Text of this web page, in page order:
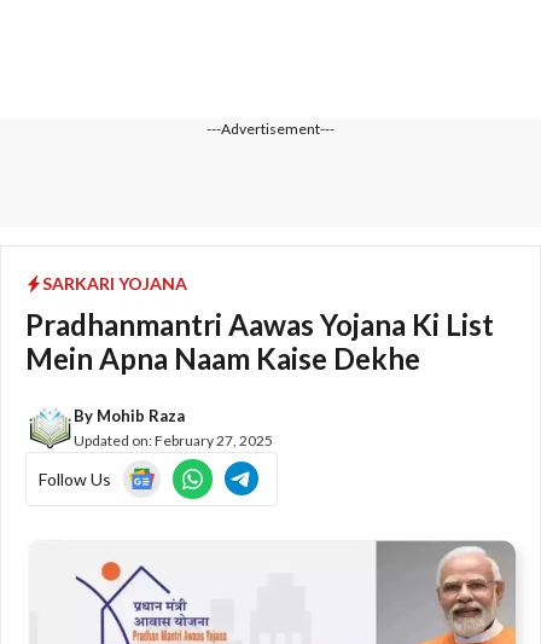
---Advertisement---
SARKARI YOJANA
Pradhanmantri Aawas Yojana Ki List
Mein Apna Naam Kaise Dekhe
By Mohib Raza
Updated on:February 27, 2025
Follow Us